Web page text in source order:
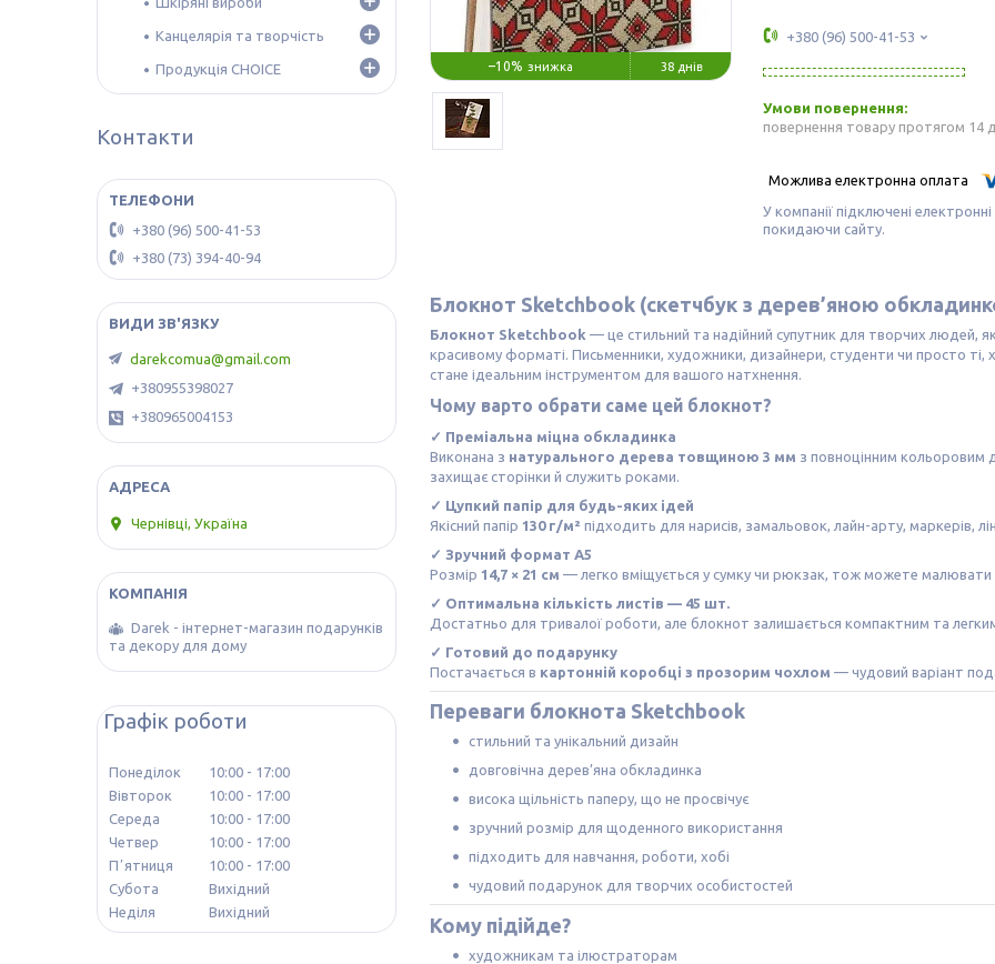
–10% 38 днів
+380 (96) 500-41-53
повернення товару протягом 14
У компанії підключені
покидаючи сайту.
Блокнот Sketchbook (скетчбук з дерев’яною
Блокнот Sketchbook — це стильний та надійний супутник для творчих людей,
красивому форматі. Письменники, художники, дизайнери, студенти чи просто
стане ідеальним інструментом для вашого натхнення.
Чому варто обрати саме цей блокнот?
✓ Преміальна міцна обкладинка
Виконана з натурального дерева товщиною 3 мм з повноцінним кольоровим
захищає сторінки й служить роками.
✓ Цупкий папір для будь-яких ідей
Якісний папір 130 г/м² підходить для нарисів, замальовок, лайн-арту, маркерів,
✓ Зручний формат A5
Розмір 14,7 × 21 см — легко вміщується у сумку чи рюкзак, тож можете малювати
✓ Оптимальна кількість листів — 45 шт.
Достатньо для тривалої роботи, але блокнот залишається компактним та
✓ Готовий до подарунку
Постачається в картонній коробці з прозорим чохлом — чудовий варіант
Переваги блокнота Sketchbook
стильний та унікальний дизайн
довговічна дерев’яна обкладинка
висока щільність паперу, що не просвічує
зручний розмір для щоденного використання
підходить для навчання, роботи, хобі
чудовий подарунок для творчих особистостей
Кому підійде?
художникам та ілюстраторам
Канцелярія та творчість
Продукція CHOICE
Контакти
+380 (96) 500-41-53
+380 (73) 394-40-94
darekcomua@gmail.com
+380955398027
+380965004153
Чернівці, Україна
Darek - інтернет-магазин подарунків
та декору для дому
Графік роботи
Понеділок 10:00
17:00
Вівторок
10:00
17:00
Середа
10:00
17:00
Четвер
10:00
17:00
Пʼятниця
10:00
17:00
Субота
Вихідний
Неділя
Вихідний